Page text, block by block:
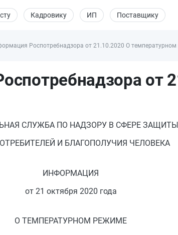
Кадровику ИП Поставщику
Роспотребнадзора от 21.10.2020 О
от
СЛУЖБА ПО НАДЗОРУ В СФЕРЕ ЗАЩИТЫ
И БЛАГОПОЛУЧИЯ ЧЕЛОВЕКА
ИНФОРМАЦИЯ
от 21 октября 2020 года
О ТЕМПЕРАТУРНОМ РЕЖИМЕ